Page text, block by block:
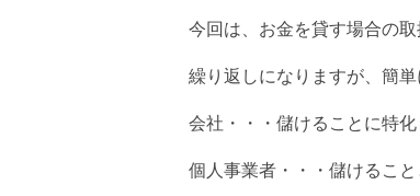
今回は、お金を貸す場合の
繰り返しになりますが、簡単
会社・・・儲けることに特
個人事業者・・・儲けるこ